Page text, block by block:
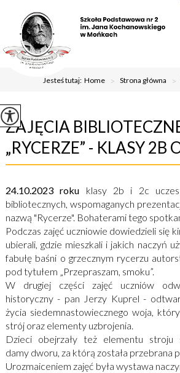
Jesteś tutaj:Home > Strona główna >
ZAJĘCIA
„RYCERZE” - KLASY 2B
24.10.2023 roku klasy 2b i 2c
bibliotecznych, wspomaganych
nazwą "Rycerze". Bohaterami tego
Podczas zajęć uczniowie dowiedzieli się
ubierali, gdzie mieszkali i jakich naczyń
fabułę baśni o grzecznym rycerzu
pod tytułem „Przepraszam, smoku”.
W drugiej części zajęć uczniów
historyczny - pan Jerzy Kuprel -
życia siedemnastowiecznego woja,
strój oraz elementy uzbrojenia.
Dzieci obejrzały też elementu stroju
damy dworu, za którą została przebrana
Urozmaiceniem zajęć była wystawa